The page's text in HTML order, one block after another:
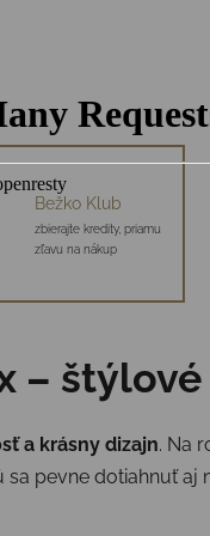
Bežko Klub
zbierajte kredity, priamu
zľavu na nákup
–
a krásny dizajn. Na
pevne dotiahnuť aj